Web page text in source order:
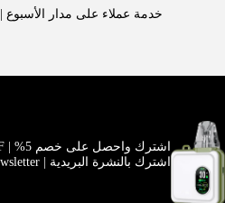
خدمة عملاء على مدار الأسبوع | Customer service 24/7
اشترك واحصل على خصم 5% | Subscribe and grab 5% OFF!
اشترك بالنشرة البريدية | Subscribe to Newsletter